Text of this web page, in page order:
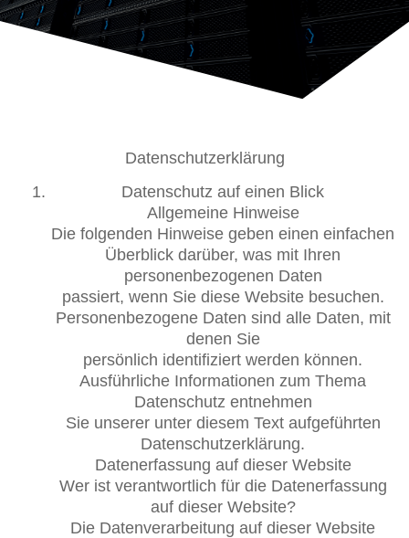
Datenschutzerklärung
Datenschutz auf einen Blick
Allgemeine Hinweise
Die folgenden Hinweise geben einen einfachen
Überblick darüber, was mit Ihren
personenbezogenen Daten
passiert, wenn Sie diese Website besuchen.
Personenbezogene Daten sind alle Daten, mit
denen Sie
persönlich identifiziert werden können.
Ausführliche Informationen zum Thema
Datenschutz entnehmen
Sie unserer unter diesem Text aufgeführten
Datenschutzerklärung.
Datenerfassung auf dieser Website
Wer ist verantwortlich für die Datenerfassung
auf dieser Website?
Die Datenverarbeitung auf dieser Website